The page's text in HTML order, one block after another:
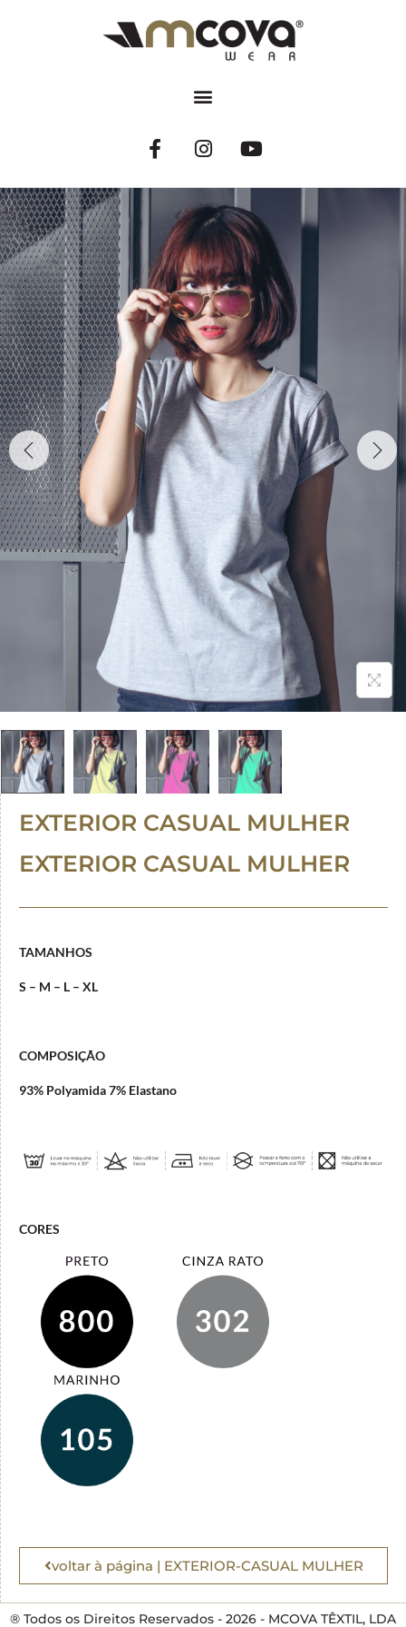
EXTERIOR CASUAL MULHER
EXTERIOR CASUAL MULHER
TAMANHOS
S – M – L – XL
COMPOSIÇÃO
93% Polyamida 7% Elastano
CORES
voltar à página | EXTERIOR-CASUAL MULHER
® Todos os Direitos Reservados - 2026 - MCOVA TÊXTIL, LDA